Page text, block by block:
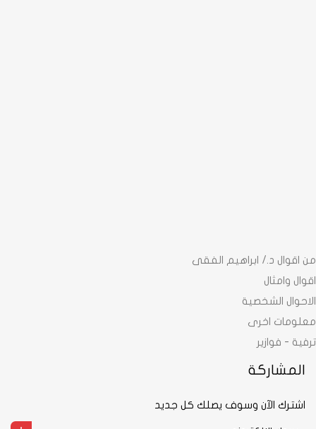
من اقوال د./ ابراهيم الفقى
اقوال وامثال
الاحوال الشخصية
معلومات اخرى
ترفية - فوازير
المشاركة
اشترك الآن وسوف يصلك كل جديد